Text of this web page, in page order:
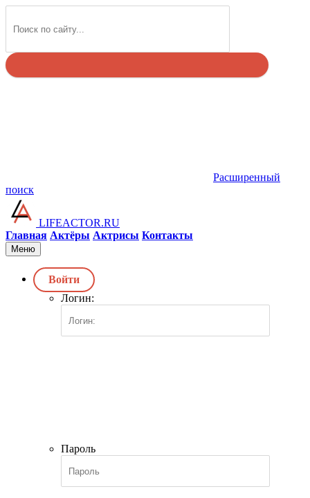
Расширенный
поиск
LIFEACTOR.RU
Главная Актёры Актрисы Контакты
Меню
Войти
Логин:
Пароль